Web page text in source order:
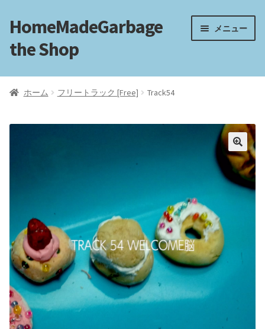
ナ
ビ
ゲ
ョ
へ
コ
ン
テ
へ
キ
HomeMadeGarbage
the Shop
メニュー
ホーム
ホーム フリートラック [Free] Track54